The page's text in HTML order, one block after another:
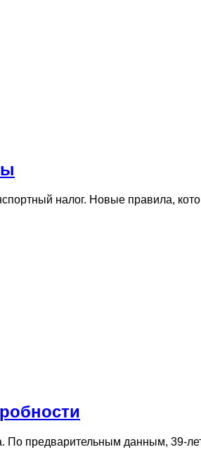
налог. Новые правила,
предварительным данным, 39-